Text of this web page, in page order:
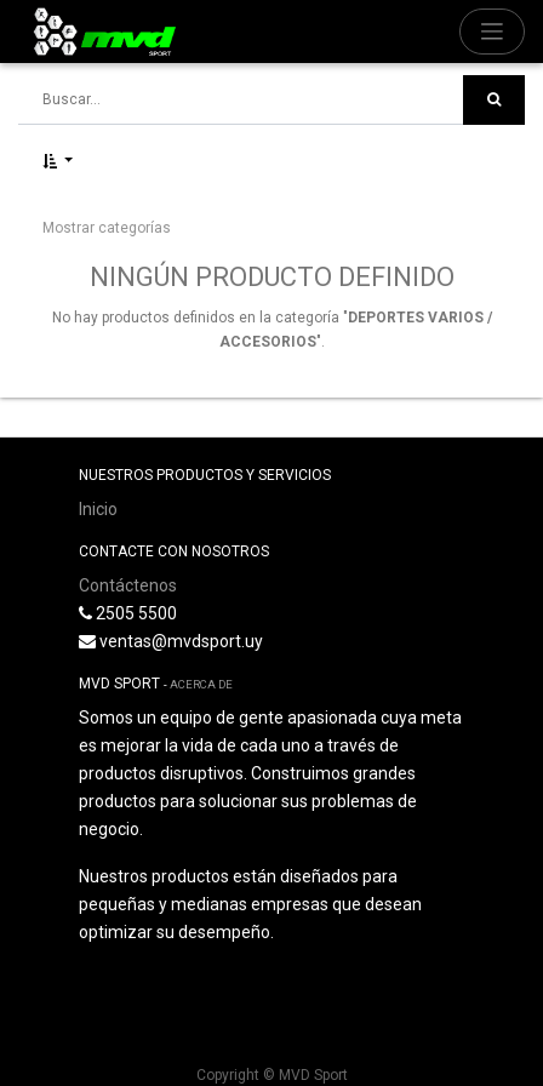
Mostrar categorías
NINGÚN PRODUCTO DEFINIDO
No hay productos definidos en la categoría " DEPORTES VARIOS /
ACCESORIOS".
NUESTROS PRODUCTOS Y SERVICIOS
Inicio
CONTACTE CON NOSOTROS
Contáctenos
2505 5500
ventas@mvdsport.uy
MVD SPORT -ACERCA DE
Somos un equipo de gente apasionada cuya meta
es mejorar la vida de cada uno a través de
productos disruptivos. Construimos grandes
productos para solucionar sus problemas de
negocio.
Nuestros productos están diseñados para
pequeñas y medianas empresas que desean
optimizar su desempeño.
Copyright © MVD Sport